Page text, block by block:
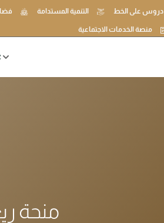
دروس على الخط التنمية المستدامة
منصة الخدمات الاجتماعية
منحة